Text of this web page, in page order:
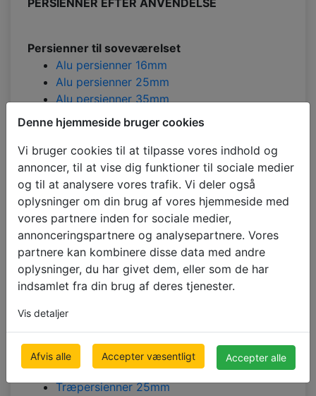
Denne hjemmeside bruger cookies
Vi bruger cookies til at tilpasse vores indhold og
annoncer, til at vise dig funktioner til sociale medier
og til at analysere vores trafik. Vi deler også
oplysninger om din brug af vores hjemmeside med
vores partnere inden for sociale medier,
annonceringspartnere og analysepartnere. Vores
partnere kan kombinere disse data med andre
oplysninger, du har givet dem, eller som de har
indsamlet fra din brug af deres tjenester.
Vis detaljer
Afvis alle Accepter væsentligt Accepter alle
PERSIENNER EFTER ANVENDELSE
Persienner til soveværelset
Alu persienner 16mm
Alu persienner 25mm
Alu persienner 35mm
Alu persienner 50mm ELEGANCE
Alu persienner 50mm RETRO
Alu persienner 50mm SUNSET
Bambuspersienner 35mm
Bambuspersienner 50mm
Bambuspersienner 50mm RETRO
Bambuspersienner 65mm
Bambuspersienner 65mm RETRO
Persienner faux-wood 35mm
Persienner faux-wood 35mm CEDRO
Persienner faux-wood 50mm
Persienner faux-wood 65mm
Persienner faux-wood 65mm CEDRO
Trapersienner 35mm ABACHI
Trapersienner 65mm ABACHI
Træpersienner 25mm